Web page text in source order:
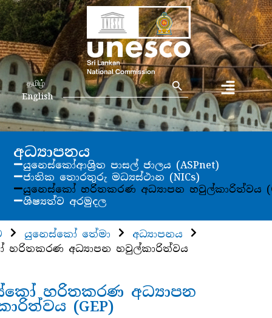
தமிழ்
English
Search
for:
Search Button
අධ්‍යාපනය
යුනෙස්කෝආශ්‍රිත පාසල් ජාලය (ASPnet)
ජාතික තොරතුරු මධ්‍යස්ථාන (NICs)
යුනෙස්කෝ හරිතකරණ අධ්‍යාපන හවුල්කාරිත්වය
ශිෂ්‍යත්ව අරමුදල
යුනෙස්කෝ තේමා
අධ්‍යාපනය
හරිතකරණ අධ්‍යාපන හවුල්කාරිත්වය
හරිතකරණ අධ්‍යාපන
(GEP)